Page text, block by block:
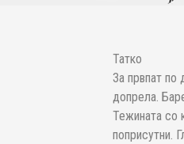
Татко
За првпат
допрела.
Тежината со
поприсутни.